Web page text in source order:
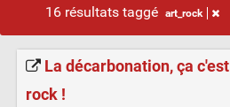
16 résultats taggé art_rock
La décarbonation, ça c'est
rock !